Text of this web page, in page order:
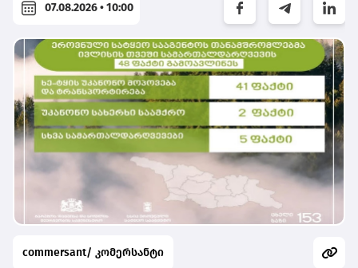
07.08.2026 • 10:00
commersant/ კომერსანტი